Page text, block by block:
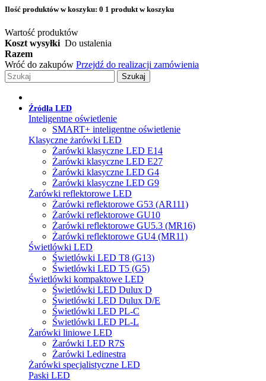
Ilość produktów w koszyku: 0 1 produkt w koszyku
Wartość produktów
Koszt wysyłki Do ustalenia
Razem
Wróć do zakupów Przejdź do realizacji zamówienia
Szukaj
Źródła LED
Inteligentne oświetlenie
SMART+ inteligentne oświetlenie
Klasyczne żarówki LED
Żarówki klasyczne LED E14
Żarówki klasyczne LED E27
Żarówki klasyczne LED G4
Żarówki klasyczne LED G9
Żarówki reflektorowe LED
Żarówki reflektorowe G53 (AR111)
Żarówki reflektorowe GU10
Żarówki reflektorowe GU5.3 (MR16)
Żarówki reflektorowe GU4 (MR11)
Świetlówki LED
Świetlówki LED T8 (G13)
Świetlówki LED T5 (G5)
Świetlówki kompaktowe LED
Świetlówki LED Dulux D
Świetlówki LED Dulux D/E
Świetlówki LED PL-C
Świetlówki LED PL-L
Żarówki liniowe LED
Żarówki LED R7S
Żarówki Ledinestra
Żarówki specjalistyczne LED
Paski LED